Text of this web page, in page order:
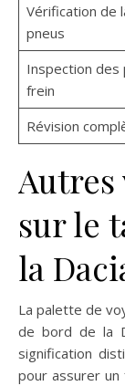
Vérification de
pneus
Inspection
frein
Révision
Autres
sur le
la
La palette de
de bord de la
signification
pour assurer un